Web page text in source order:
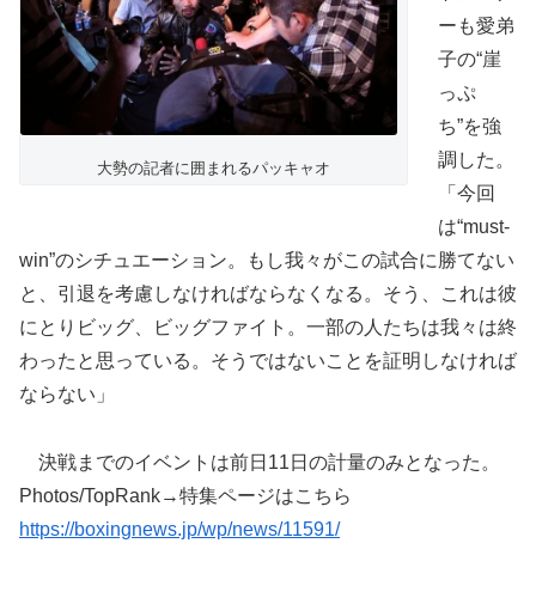
大勢の記者に囲まれるパッキャオ
ーも愛弟
子の“崖
っぷ
ち”を強
調した。
「今回
は“must-
win”のシチュエーション。もし我々がこの試合に勝てない
と、引退を考慮しなければならなくなる。そう、これは彼
にとりビッグ、ビッグファイト。一部の人たちは我々は終
わったと思っている。そうではないことを証明しなければ
ならない」
決戦までのイベントは前日11日の計量のみとなった。
Photos/TopRank→特集ページはこちら
https://boxingnews.jp/wp/news/11591/